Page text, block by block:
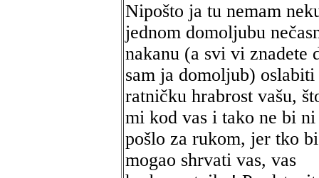
Nipošto ja tu nemam
jednom domoljubu
nakanu (a svi vi znadete
sam ja domoljub) oslabiti
ratničku hrabrost vašu,
mi kod vas i tako ne bi ni
pošlo za rukom, jer tko bi
mogao shrvati vas, vas